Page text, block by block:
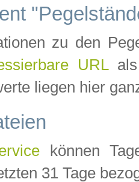
zu den
URLals
liegen hier
können
31 Tage